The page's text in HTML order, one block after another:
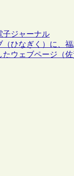
子ジャーナル
ひなぎく）に、
ウェブページ（佐